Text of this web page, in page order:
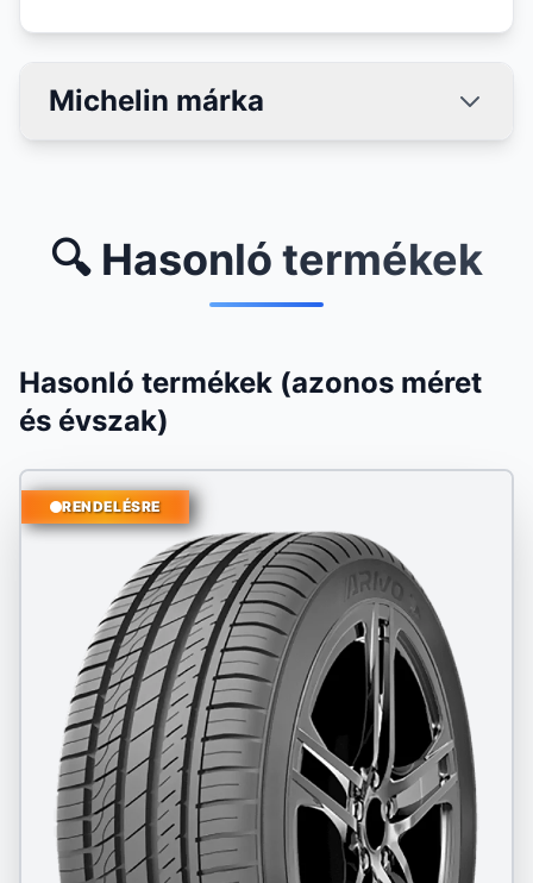
Michelin márka
🔍 Hasonló termékek
Hasonló termékek (azonos méret
és évszak)
RENDELÉSRE